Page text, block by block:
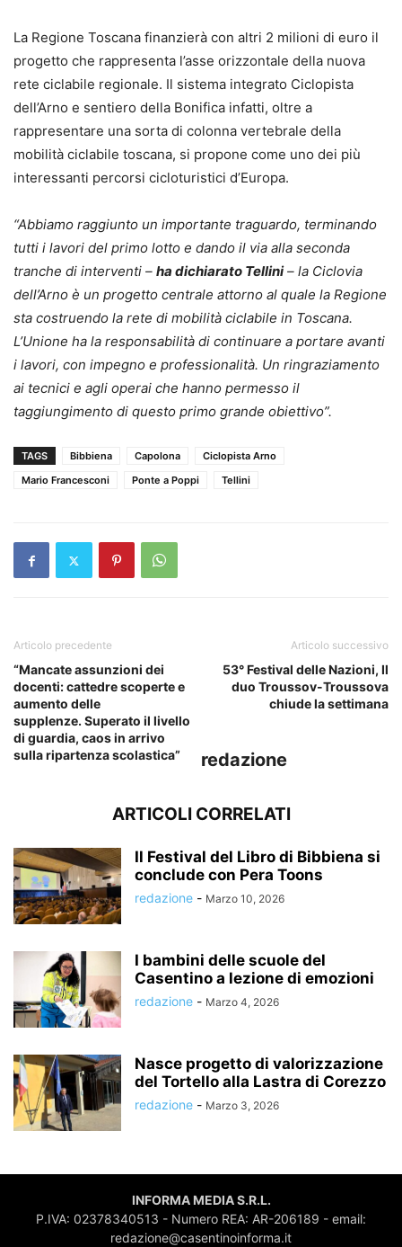
La Regione Toscana finanzierà con altri 2 milioni di euro il
progetto che rappresenta l’asse orizzontale della nuova
rete ciclabile regionale. Il sistema integrato Ciclopista
dell’Arno e sentiero della Bonifica infatti, oltre a
rappresentare una sorta di colonna vertebrale della
mobilità ciclabile toscana, si propone come uno dei più
interessanti percorsi cicloturistici d’Europa.
“Abbiamo raggiunto un importante traguardo, terminando
tutti i lavori del primo lotto e dando il via alla seconda
tranche di interventi – ha dichiarato Tellini– la Ciclovia
dell’Arno è un progetto centrale attorno al quale la Regione
sta costruendo la rete di mobilità ciclabile in Toscana.
L’Unione ha la responsabilità di continuare a portare avanti
i lavori, con impegno e professionalità. Un ringraziamento
ai tecnici e agli operai che hanno permesso il
taggiungimento di questo primo grande obiettivo”.
TAGS Bibbiena Capolona
Ciclopista Arno
Mario Francesconi
Ponte a Poppi Tellini
Articolo precedente
“Mancate assunzioni dei
docenti: cattedre scoperte e
aumento delle
supplenze. Superato il livello
di guardia, caos in arrivo
sulla ripartenza scolastica”
Articolo successivo
53° Festival delle Nazioni, Il
duo Troussov-Troussova
chiude la settimana
redazione
ARTICOLI CORRELATI
Il Festival del Libro di Bibbiena si
conclude con Pera Toons
redazione - Marzo 10, 2026
I bambini delle scuole del
Casentino a lezione di emozioni
redazione - Marzo 4, 2026
Nasce progetto di valorizzazione
del Tortello alla Lastra di Corezzo
redazione - Marzo 3, 2026
INFORMA MEDIA S.R.L.
P.IVA: 02378340513 - Numero REA: AR-206189 - email:
redazione@casentinoinforma.it